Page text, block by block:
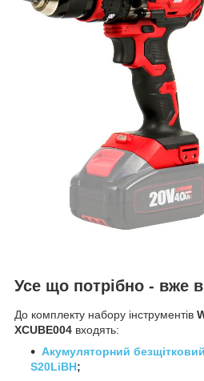
Усе що потрібно - вже
До комплекту набору інструментів
XCUBE004 входять:
Акумуляторний
S20LiBH;